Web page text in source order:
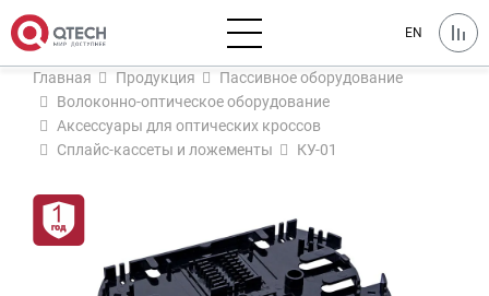
EN
Главная Продукция
Пассивное оборудование
Волоконно-оптическое оборудование
Аксессуары для оптических кроссов
Сплайс-кассеты и ложементы
КУ-01